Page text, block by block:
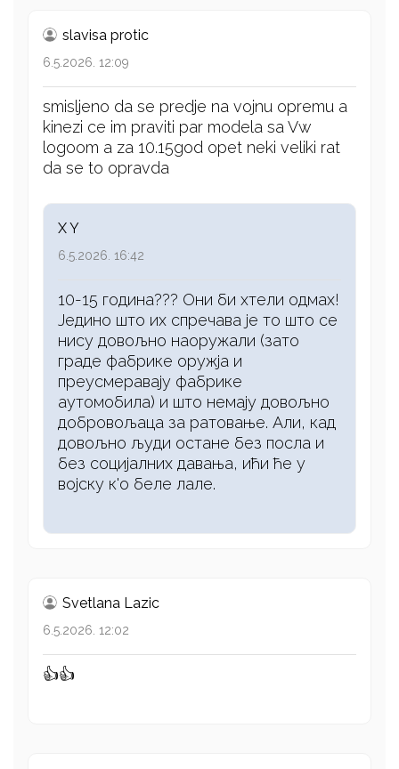
slavisa protic
6.5.2026. 12:09
smisljeno da se predje na vojnu opremu a
kinezi ce im praviti par modela sa Vw
logoom a za 10.15god opet neki veliki rat
da se to opravda
X Y
6.5.2026. 16:42
10-15 година??? Они би хтели одмах!
Једино што их спречава је то што се
нису довољно наоружали (зато
граде фабрике оружја и
преусмеравају фабрике
аутомобила) и што немају довољно
добровољаца за ратовање. Али, кад
довољно људи остане без посла и
без социјалних давања, ићи ће у
војску к'о беле лале.
Svetlana Lazic
6.5.2026. 12:02
👍👍